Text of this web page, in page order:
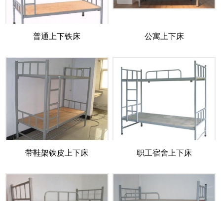
普通上下铁床 公寓上下床
带鞋架铁皮上下床 职工宿舍上下床